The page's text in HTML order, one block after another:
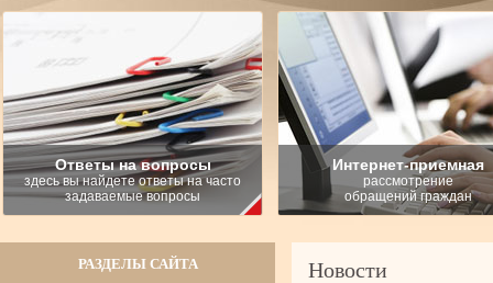
Ответы на вопросы
здесь вы найдете ответы на часто
задаваемые вопросы
Интернет-приемная
рассмотрение
обращений граждан
РАЗДЕЛЫ САЙТА Новости